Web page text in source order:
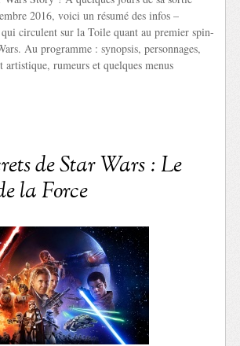
2016, voici un résumé des infos –
circulent sur la Toile quant au premier spin-
Au programme : synopsis, personnages,
artistique, rumeurs et quelques menus
de Star Wars : Le
la Force